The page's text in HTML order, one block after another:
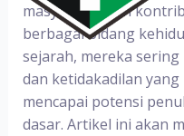
masyarakat dan
berbagai bidang
sejarah, mereka
dan ketidakadilan
mencapai potensi
dasar. Artikel ini akan